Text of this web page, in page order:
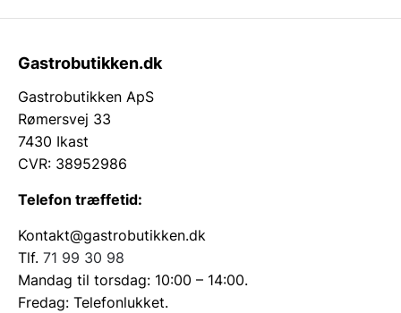
Gastrobutikken.dk
Gastrobutikken ApS
Rømersvej 33
7430 Ikast
CVR: 38952986
Telefon træffetid:
Kontakt@gastrobutikken.dk
Tlf. 71 99 30 98
Mandag til torsdag: 10:00 – 14:00.
Fredag: Telefonlukket.